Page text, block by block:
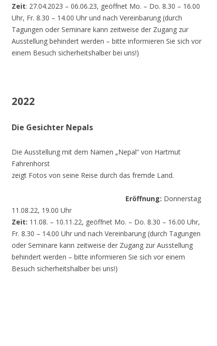
Zeit: 27.04.2023 – 06.06.23, geöffnet Mo. – Do. 8.30 – 16.00
Uhr, Fr. 8.30 – 14.00 Uhr und nach Vereinbarung (durch
Tagungen oder Seminare kann zeitweise der Zugang zur
Ausstellung behindert werden – bitte informieren Sie sich vor
einem Besuch sicherheitshalber bei uns!)
2022
Die Gesichter Nepals
Die Ausstellung mit dem Namen „Nepal“ von Hartmut
Fahrenhorst
zeigt Fotos von seine Reise durch das fremde Land.
Eröffnung: Donnerstag
11.08.22, 19.00 Uhr
Zeit: 11.08. – 10.11.22, geöffnet Mo. – Do. 8.30 – 16.00 Uhr,
Fr. 8.30 – 14.00 Uhr und nach Vereinbarung (durch Tagungen
oder Seminare kann zeitweise der Zugang zur Ausstellung
behindert werden – bitte informieren Sie sich vor einem
Besuch sicherheitshalber bei uns!)